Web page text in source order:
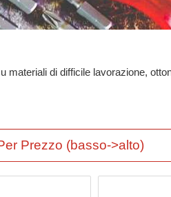
materiali di difficile lavorazione,